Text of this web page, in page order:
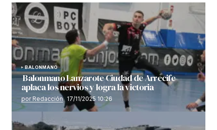
BALONMANO
Balonmano Lanzarote Ciudad de Arrecife
aplaca los nervios y logra la victoria
por Redacción 17/11/2025 10:26